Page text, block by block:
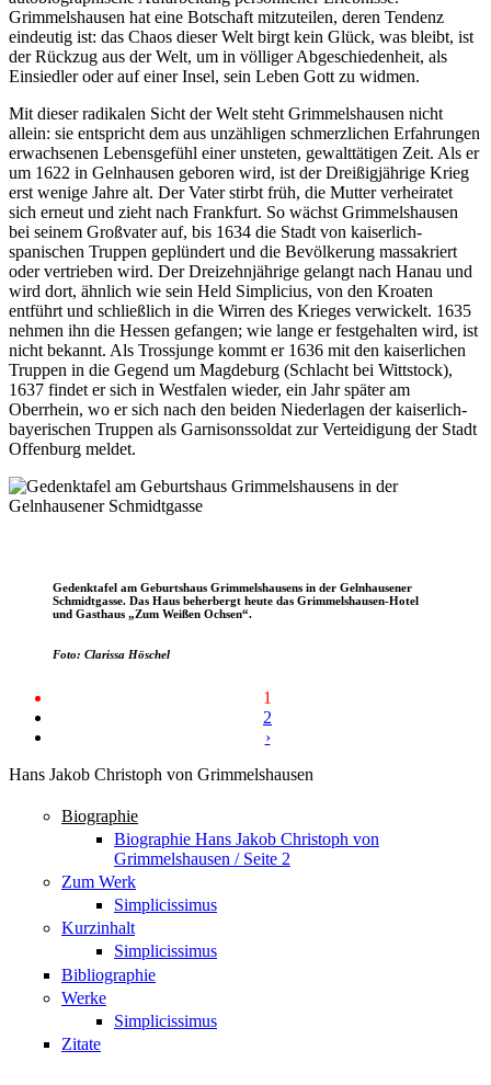
Grimmelshausen hat eine Botschaft mitzuteilen, deren Tendenz
eindeutig ist: das Chaos dieser Welt birgt kein Glück, was bleibt, ist
der Rückzug aus der Welt, um in völliger Abgeschiedenheit, als
Einsiedler oder auf einer Insel, sein Leben Gott zu widmen.
Mit dieser radikalen Sicht der Welt steht Grimmelshausen nicht
allein: sie entspricht dem aus unzähligen schmerzlichen Erfahrungen
erwachsenen Lebensgefühl einer unsteten, gewalttätigen Zeit. Als er
um 1622 in Gelnhausen geboren wird, ist der Dreißigjährige Krieg
erst wenige Jahre alt. Der Vater stirbt früh, die Mutter verheiratet
sich erneut und zieht nach Frankfurt. So wächst Grimmelshausen
bei seinem Großvater auf, bis 1634 die Stadt von kaiserlich-
spanischen Truppen geplündert und die Bevölkerung massakriert
oder vertrieben wird. Der Dreizehnjährige gelangt nach Hanau und
wird dort, ähnlich wie sein Held Simplicius, von den Kroaten
entführt und schließlich in die Wirren des Krieges verwickelt. 1635
nehmen ihn die Hessen gefangen; wie lange er festgehalten wird, ist
nicht bekannt. Als Trossjunge kommt er 1636 mit den kaiserlichen
Truppen in die Gegend um Magdeburg (Schlacht bei Wittstock),
1637 findet er sich in Westfalen wieder, ein Jahr später am
Oberrhein, wo er sich nach den beiden Niederlagen der kaiserlich-
bayerischen Truppen als Garnisonssoldat zur Verteidigung der Stadt
Offenburg meldet.
Gedenktafel am Geburtshaus Grimmelshausens in der Gelnhausener
Schmidtgasse. Das Haus beherbergt heute das Grimmelshausen-Hotel
und Gasthaus „Zum Weißen Ochsen“.
Foto: Clarissa Höschel
1
2
›
Hans Jakob Christoph von Grimmelshausen
Biographie
Biographie Hans Jakob Christoph von
Grimmelshausen / Seite 2
Zum Werk
Simplicissimus
Kurzinhalt
Simplicissimus
Bibliographie
Werke
Simplicissimus
Zitate